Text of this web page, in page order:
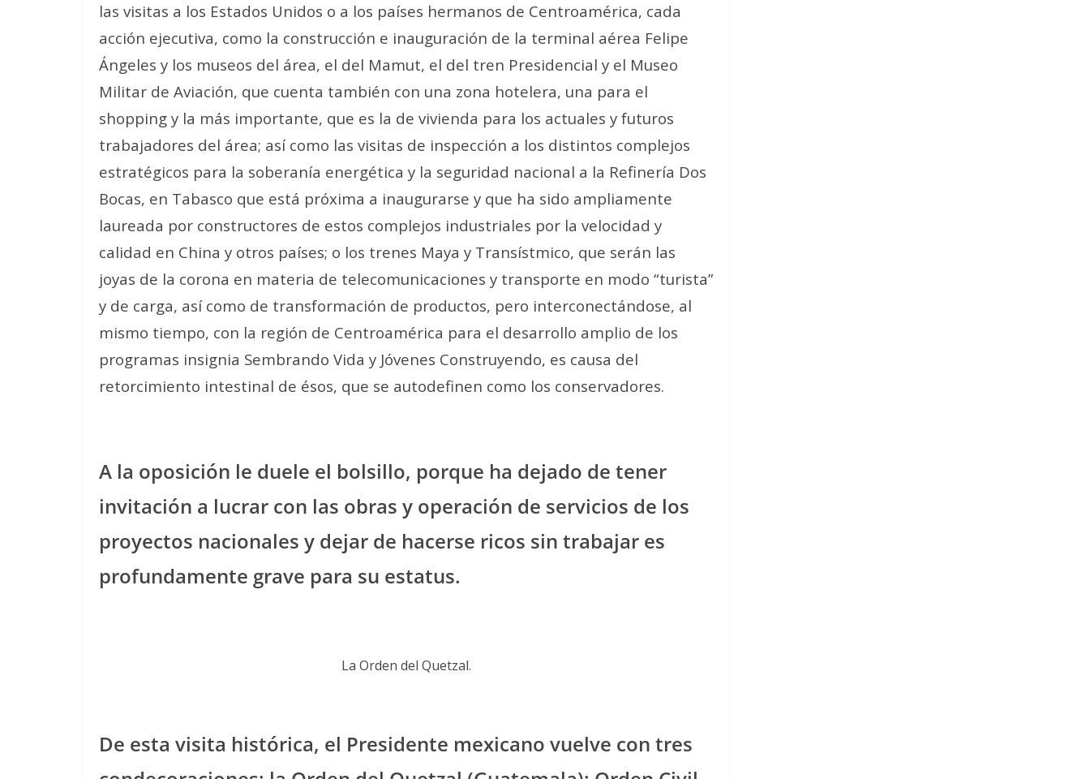
las visitas a los Estados Unidos o a los países hermanos de Centroamérica, cada
acción ejecutiva, como la construcción e inauguración de la terminal aérea Felipe
Ángeles y los museos del área, el del Mamut, el del tren Presidencial y el Museo
Militar de Aviación, que cuenta también con una zona hotelera, una para el
shopping y la más importante, que es la de vivienda para los actuales y futuros
trabajadores del área; así como las visitas de inspección a los distintos complejos
estratégicos para la soberanía energética y la seguridad nacional a la Refinería Dos
Bocas, en Tabasco que está próxima a inaugurarse y que ha sido ampliamente
laureada por constructores de estos complejos industriales por la velocidad y
calidad en China y otros países; o los trenes Maya y Transístmico, que serán las
joyas de la corona en materia de telecomunicaciones y transporte en modo “turista”
y de carga, así como de transformación de productos, pero interconectándose, al
mismo tiempo, con la región de Centroamérica para el desarrollo amplio de los
programas insignia Sembrando Vida y Jóvenes Construyendo, es causa del
retorcimiento intestinal de ésos, que se autodefinen como los conservadores.
A la oposición le duele el bolsillo, porque ha dejado de tener
invitación a lucrar con las obras y operación de servicios de los
proyectos nacionales y dejar de hacerse ricos sin trabajar es
profundamente grave para su estatus.
La Orden del Quetzal.
De esta visita histórica, el Presidente mexicano vuelve con tres